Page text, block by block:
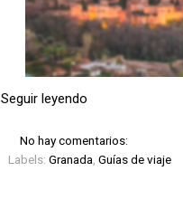
Seguir leyendo
No hay comentarios:
Labels: Granada Guías de viaje